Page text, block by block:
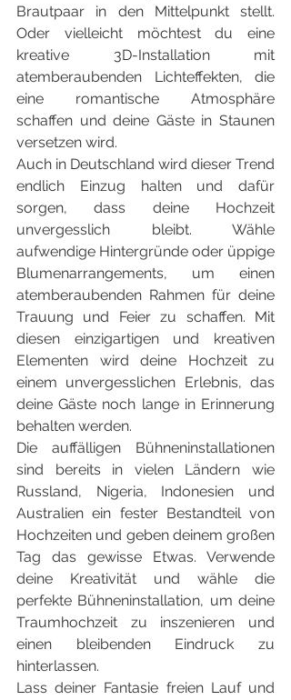
Brautpaar in den Mittelpunkt stellt.
Oder vielleicht möchtest du eine
kreative 3D-Installation mit
atemberaubenden Lichteffekten, die
eine romantische Atmosphäre
schaffen und deine Gäste in Staunen
versetzen wird.
Auch in Deutschland wird dieser Trend
endlich Einzug halten und dafür
sorgen, dass deine Hochzeit
unvergesslich bleibt. Wähle
aufwendige Hintergründe oder üppige
Blumenarrangements, um einen
atemberaubenden Rahmen für deine
Trauung und Feier zu schaffen. Mit
diesen einzigartigen und kreativen
Elementen wird deine Hochzeit zu
einem unvergesslichen Erlebnis, das
deine Gäste noch lange in Erinnerung
behalten werden.
Die auffälligen Bühneninstallationen
sind bereits in vielen Ländern wie
Russland, Nigeria, Indonesien und
Australien ein fester Bestandteil von
Hochzeiten und geben deinem großen
Tag das gewisse Etwas. Verwende
deine Kreativität und wähle die
perfekte Bühneninstallation, um deine
Traumhochzeit zu inszenieren und
einen bleibenden Eindruck zu
hinterlassen.
Lass deiner Fantasie freien Lauf und